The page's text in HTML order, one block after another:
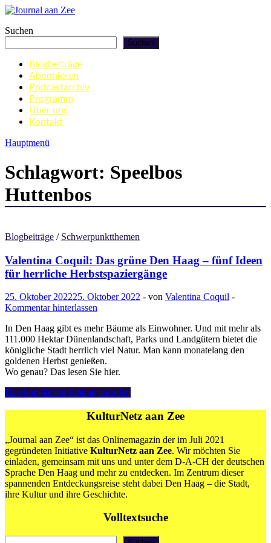
Zum
springen
Journal aan Zee
Suchen
Suchen
Blogbeiträge
Abonnieren
Podcastarchiv
Programm
Über uns
Kontakt
Hauptmenü
Schlagwort: Speelbos
Huttenbos
Blogbeiträge / Schwerpunktthemen
Valentina Coquil: Das grüne Den Haag – fünf Ideen
für herrliche Herbstspaziergänge
25. Oktober 202225. Oktober 2022 - von Valentina Coquil -
Kommentar hinterlassen
In Den Haag gibt es mehr Bäume als Einwohner. Und mit mehr als
111.000 Hektar Dünenlandschaft, Parks und Landgütern bietet die
königliche Stadt herrlich viel Natur. Man kann monatelang den
goldenen Herbst genießen.
Wo genau? Das lesen Sie hier.
Valentina
Den
Haag
–
fünf
Ideen
für
herrliche
Den kompletten Beitrag aufrufen
KulturNetz aan Zee
„Journal aan Zee“ ist das Onlinemagazin der im Juli 2021
gegründeten Initiative KulturNetz aan Zee. Wir möchten Sie
einladen, gemeinsam mit uns und unter dem D-A-CH der deutschen
Sprache Den Haag und mehr zu entdecken. Im Zentrum dieser
spannenden Entdeckungsreise steht dabei Den Haag – die Stadt,
ihre Kultur und ihre Geschichte.
Volltextsuche